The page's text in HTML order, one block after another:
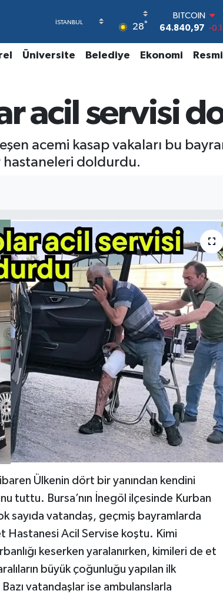
28°
64.840,97
DOLAR
47,7436 0.18
EURO
GRAM ALTIN
6660.55 0
13.779 -14
Üniversite Belediye Ekonomi
acil servisi
acemi kasap vakaları bu
hastaneleri doldurdu.
Ülkenin dört bir yanından kendini
tuttu. Bursa’nın İnegöl ilçesinde Kurban
sayıda vatandaş, geçmiş bayramlarda
Hastanesi Acil Servise koştu. Kimi
keserken yaralanırken, kimileri de et
büyük çoğunluğu yapılan ilk
vatandaşlar ise ambulanslarla